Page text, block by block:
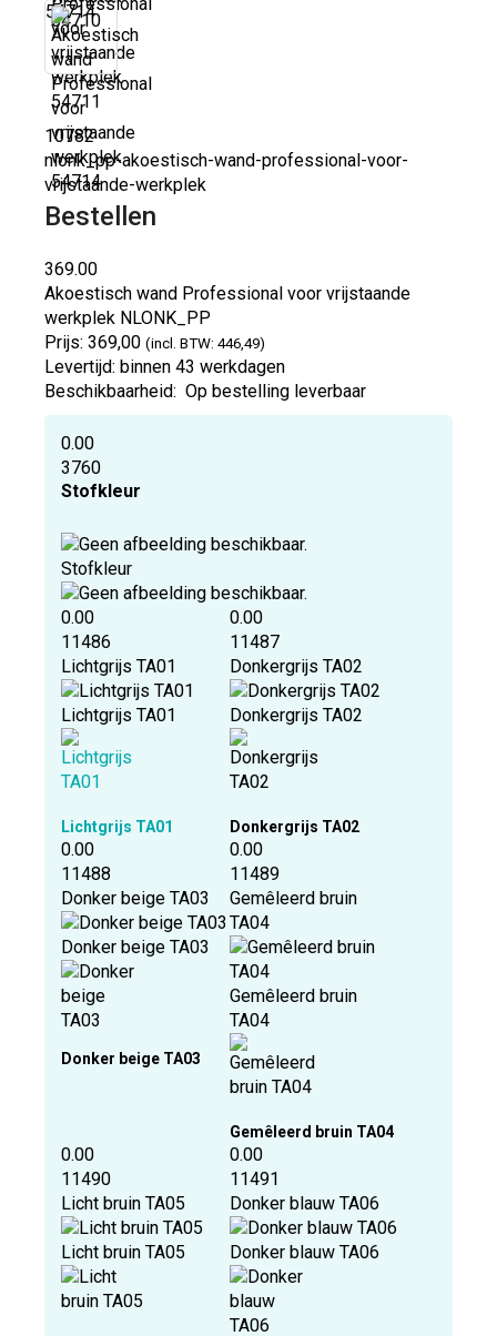
54714
10782
nlonk_pp-akoestisch-wand-professional-voor-
vrijstaande-werkplek
Bestellen
369.00
Akoestisch wand Professional voor vrijstaande
werkplek NLONK_PP
Prijs: 369,00 (incl. BTW: 446,49)
Levertijd: binnen 43 werkdagen
Beschikbaarheid: Op bestelling leverbaar
0.00
3760
Stofkleur
Stofkleur
0.00
11486
Lichtgrijs TA01
Lichtgrijs TA01
Lichtgrijs TA01
0.00
11487
Donkergrijs TA02
Donkergrijs TA02
Donkergrijs TA02
0.00
11488
Donker beige TA03
Donker beige TA03
Donker beige TA03
0.00
11489
Gemêleerd bruin
TA04
Gemêleerd bruin
TA04
Gemêleerd bruin TA04
0.00
11490
Licht bruin TA05
Licht bruin TA05
0.00
11491
Donker blauw TA06
Donker blauw TA06